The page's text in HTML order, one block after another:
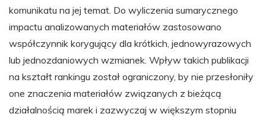
komunikatu na jej temat. Do wyliczenia sumarycznego
impactu analizowanych materiałów zastosowano
współczynnik korygujący dla krótkich, jednowyrazowych
lub jednozdaniowych wzmianek. Wpływ takich publikacji
na kształt rankingu został ograniczony, by nie przesłoniły
one znaczenia materiałów związanych z bieżącą
działalnością marek i zazwyczaj w większym stopniu